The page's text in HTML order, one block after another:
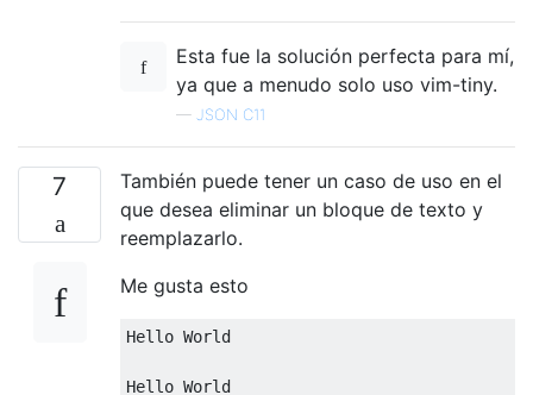
Esta fue la solución perfecta para mí,
ya que a menudo solo uso vim-tiny.
— JSON C11
7
También puede tener un caso de uso en el
que desea eliminar un bloque de texto y
reemplazarlo.
Me gusta esto
Hello World